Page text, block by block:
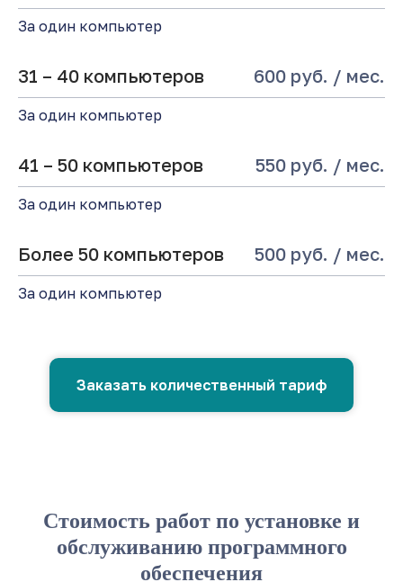
За один компьютер
31 – 40 компьютеров 600 руб. / мес.
За один компьютер
41 – 50 компьютеров 550 руб. / мес.
За один компьютер
Более 50 компьютеров 500 руб. / мес.
За один компьютер
Заказать количественный тариф
Стоимость работ по установке и
обслуживанию программного
обеспечения